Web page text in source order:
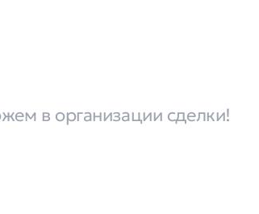
в организации сделки!